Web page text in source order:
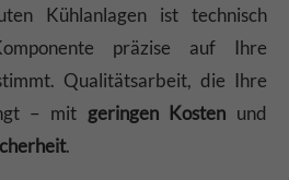
Kühlanlagen ist technisch
präzise auf Ihre
Qualitätsarbeit, die Ihre
– mit geringen Kosten und
.